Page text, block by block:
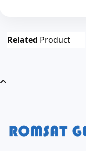
Related Product